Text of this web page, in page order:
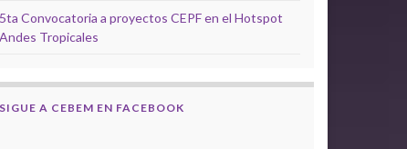
5ta Convocatoria a proyectos CEPF en el Hotspot
Andes Tropicales
SIGUE A CEBEM EN FACEBOOK